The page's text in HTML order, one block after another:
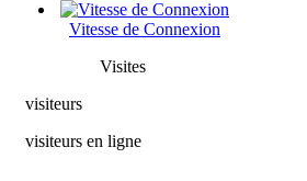
Vitesse de Connexion
Visites
visiteurs
visiteurs en ligne